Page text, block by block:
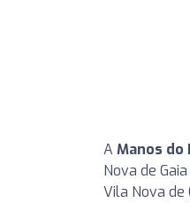
A Manos do
Nova de
Vila Nova de